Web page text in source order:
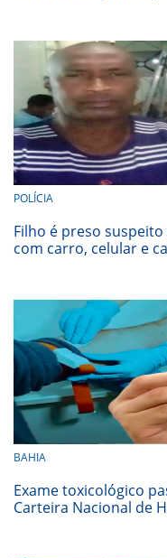
POLÍCIA
Filho é preso
com carro, celular e
BAHIA
Exame toxicológico
Carteira Nacional de